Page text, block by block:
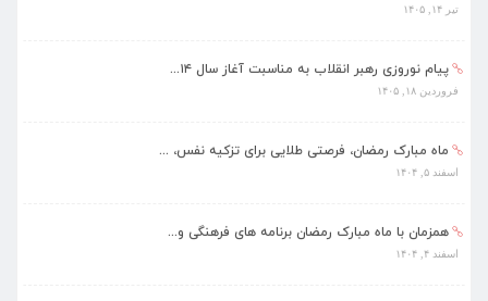
پیام نوروزی رهبر انقلاب به مناسبت آغاز سال ۱۴...
ماه مبارک رمضان، فرصتی طلایی برای تزکیه نفس، ...
همزمان با ماه مبارک رمضان برنامه های فرهنگی و...
بهره‌مندی ۳۶۸ فراگیر از برنامه‌های طرح تابستا...